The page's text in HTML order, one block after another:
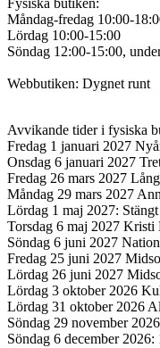
Fysiska butiken:
Måndag-fredag 10:00-
Lördag 10:00-15:00
Söndag 12:00-15:00,
Webbutiken: Dygnet runt
Avvikande tider i fysiska
Fredag 1 januari 2027
Onsdag 6 januari 2027
Fredag 26 mars 2027
Måndag 29 mars 2027
Lördag 1 maj 2027: Stängt
Torsdag 6 maj 2027 Kristi
Söndag 6 juni 2027
Fredag 25 juni 2027
Lördag 26 juni 2027
Lördag 3 oktober 2026
Lördag 31 oktober 2026
Söndag 29 november
Söndag 6 december